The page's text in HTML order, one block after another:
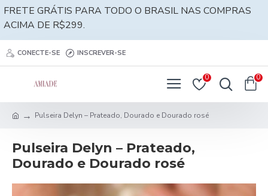
FRETE GRÁTIS PARA TODO O BRASIL NAS COMPRAS
ACIMA DE R$299.
CONECTE-SE INSCREVER-SE
0 0
Pulseira Delyn – Prateado, Dourado e Dourado rosé
Pulseira Delyn – Prateado,
Dourado e Dourado rosé